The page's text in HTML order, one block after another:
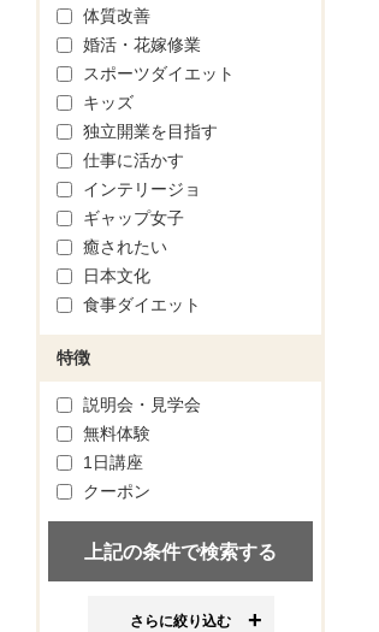
体質改善
婚活・花嫁修業
スポーツダイエット
キッズ
独立開業を目指す
仕事に活かす
インテリージョ
ギャップ女子
癒されたい
日本文化
食事ダイエット
特徴
説明会・見学会
無料体験
1日講座
クーポン
さらに絞り込む